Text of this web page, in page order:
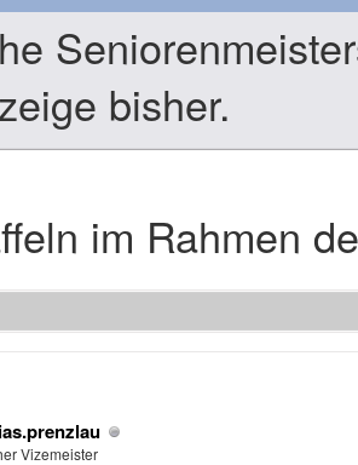
bisher.
im Rahmen
Vizemeister